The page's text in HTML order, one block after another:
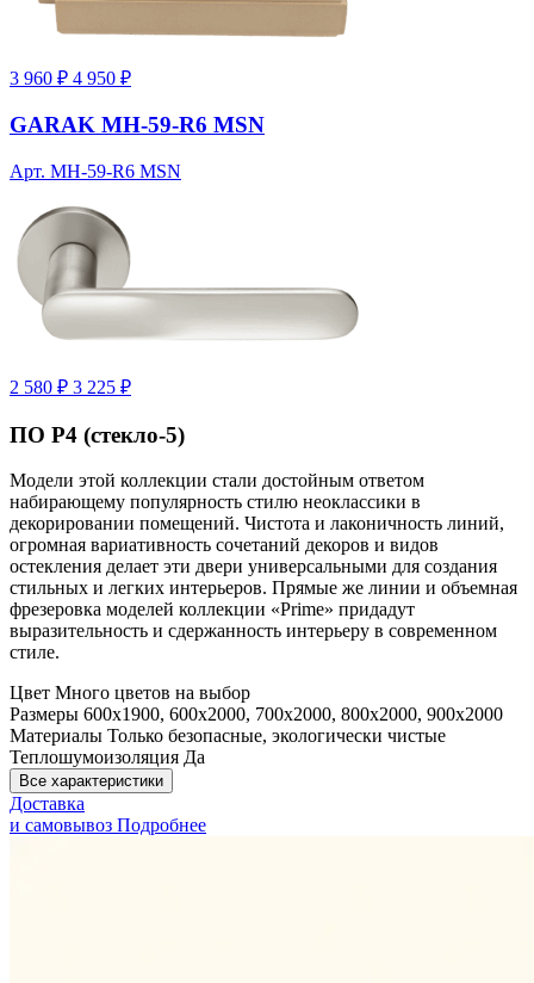
3 960 ₽ 4 950 ₽
GARAK MH-59-R6 MSN
Арт. MH-59-R6 MSN
2 580 ₽ 3 225 ₽
ПО Р4 (стекло-5)
Модели этой коллекции стали достойным ответом
набирающему популярность стилю неоклассики в
декорировании помещений. Чистота и лаконичность линий,
огромная вариативность сочетаний декоров и видов
остекления делает эти двери универсальными для создания
стильных и легких интерьеров. Прямые же линии и объемная
фрезеровка моделей коллекции «Prime» придадут
выразительность и сдержанность интерьеру в современном
стиле.
Цвет Много цветов на выбор
Размеры 600x1900, 600x2000, 700x2000, 800x2000, 900x2000
Материалы Только безопасные, экологически чистые
Теплошумоизоляция Да
Все характеристики
Доставка
и самовывоз Подробнее